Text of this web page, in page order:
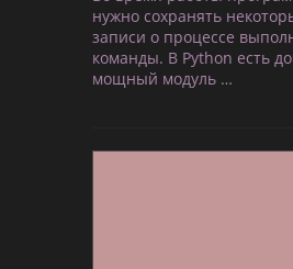
нужно сохранять
записи о процессе
команды. В Python есть
мощный модуль …